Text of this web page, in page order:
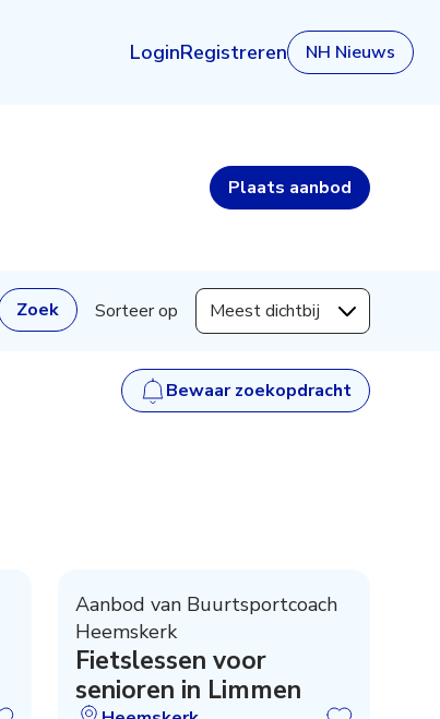
LoginRegistreren NH Nieuws
Plaats aanbod
Zoek Sorteer op Meest dichtbij
Bewaar zoekopdracht
Aanbod van Buurtsportcoach
Heemskerk
Fietslessen voor
senioren in Limmen